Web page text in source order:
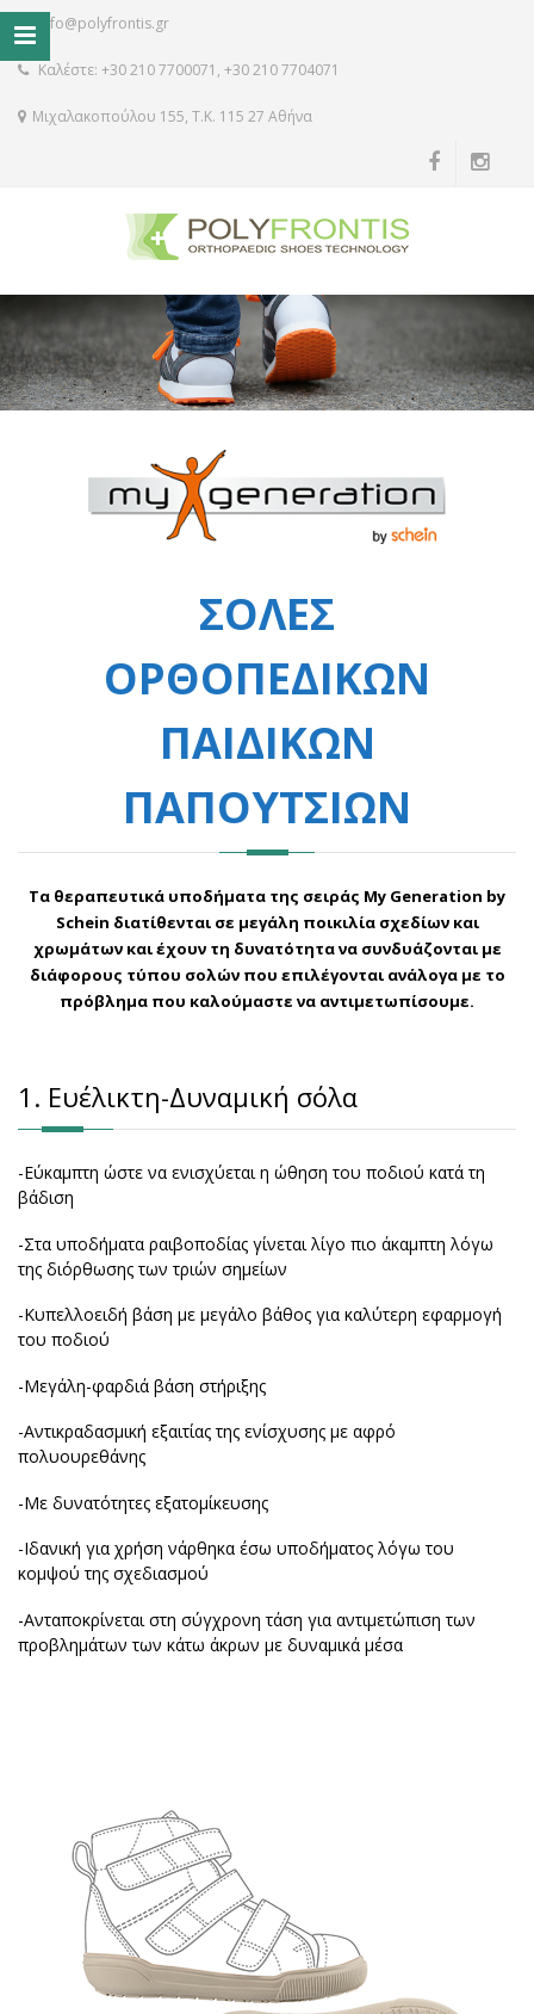
info@polyfrontis.gr
Καλέστε: +30 210 7700071, +30 210 7704071
Μιχαλακοπούλου 155, Τ.Κ. 115 27 Αθήνα
ΣΟΛΕΣ
ΟΡΘΟΠΕΔΙΚΩΝ
ΠΑΙΔΙΚΩΝ
ΠΑΠΟΥΤΣΙΩΝ
Τα θεραπευτικά υποδήματα της σειράς My Generation by
Schein διατίθενται σε μεγάλη ποικιλία σχεδίων και
χρωμάτων και έχουν τη δυνατότητα να συνδυάζονται με
διάφορους τύπου σολών που επιλέγονται ανάλογα με το
πρόβλημα που καλούμαστε να αντιμετωπίσουμε.
1. Ευέλικτη-Δυναμική σόλα
-Εύκαμπτη ώστε να ενισχύεται η ώθηση του ποδιού κατά τη
βάδιση
-Στα υποδήματα ραιβοποδίας γίνεται λίγο πιο άκαμπτη λόγω
της διόρθωσης των τριών σημείων
-Κυπελλοειδή βάση με μεγάλο βάθος για καλύτερη εφαρμογή
του ποδιού
-Μεγάλη-φαρδιά βάση στήριξης
-Αντικραδασμική εξαιτίας της ενίσχυσης με αφρό
πολυουρεθάνης
-Με δυνατότητες εξατομίκευσης
-Ιδανική για χρήση νάρθηκα έσω υποδήματος λόγω του
κομψού της σχεδιασμού
-Ανταποκρίνεται στη σύγχρονη τάση για αντιμετώπιση των
προβλημάτων των κάτω άκρων με δυναμικά μέσα